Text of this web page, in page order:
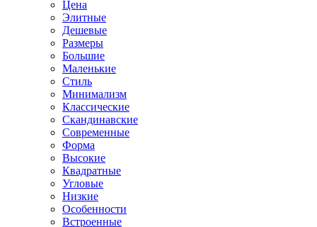
Цена
Элитные
Дешевые
Размеры
Большие
Маленькие
Стиль
Минимализм
Классические
Скандинавские
Современные
Форма
Высокие
Квадратные
Угловые
Низкие
Особенности
Встроенные